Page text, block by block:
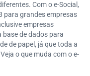
Com o e-Social,
para grandes empresas
empresas
base de dados para
de papel, já que toda a
o que muda com o e-